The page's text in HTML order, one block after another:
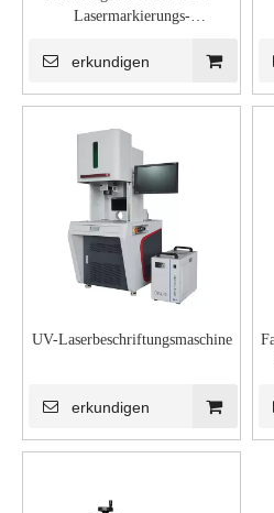
Lasermarkierungs-
erkundigen
UV-Laserbeschriftungsmaschine
erkundigen